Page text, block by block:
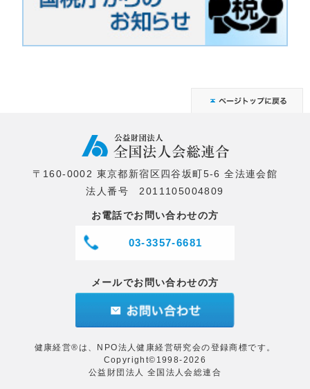
〒160-0002 東京都新宿区四谷坂町5-6 全法連会館
法人番号 2011105004809
お電話でお問い合わせの方
03-3357-6681
メールでお問い合わせの方
健康経営®は、NPO法人健康経営研究会の登録商標です。
Copyright©1998-2026
公益財団法人 全国法人会総連合